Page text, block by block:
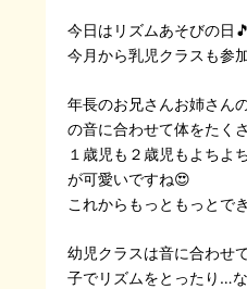
今日はリズムあそびの日🎵
今月から乳児クラスも参
年長のお兄さんお姉さん
の音に合わせて体をたく
１歳児も２歳児もよちよ
が可愛いですね😍
これからもっともっとで
幼児クラスは音に合わせ
子でリズムをとったり…